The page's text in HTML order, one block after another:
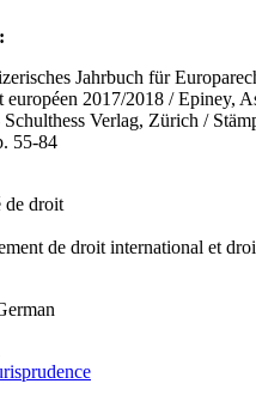
Jahrbuch für
européen 2017/2018 / Epiney,
Schulthess Verlag, Zürich /
55-84
de droit
de droit international et